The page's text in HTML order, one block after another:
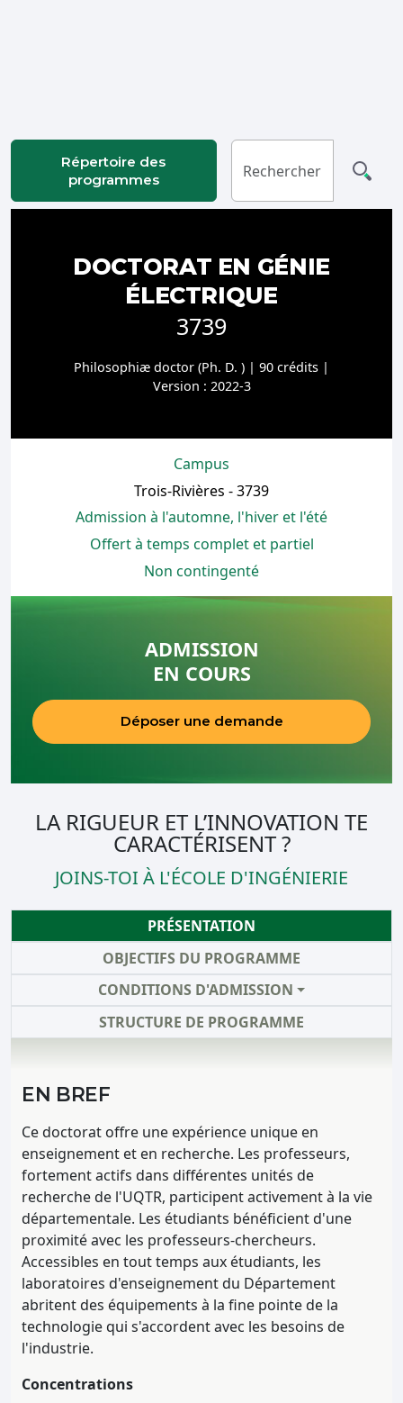
Répertoire des
programmes
DOCTORAT EN GÉNIE
ÉLECTRIQUE
3739
Philosophiæ doctor (Ph. D. ) | 90 crédits |
Version : 2022-3
Campus
Trois-Rivières - 3739
Admission à l'automne, l'hiver et l'été
Offert à temps complet et partiel
Non contingenté
ADMISSION
EN COURS
Déposer une demande
LA RIGUEUR ET L’INNOVATION TE
CARACTÉRISENT ?
JOINS-TOI À L'ÉCOLE D'INGÉNIERIE
PRÉSENTATION
OBJECTIFS DU PROGRAMME
CONDITIONS D'ADMISSION
STRUCTURE DE PROGRAMME
EN BREF
Ce doctorat offre une expérience unique en
enseignement et en recherche. Les professeurs,
fortement actifs dans différentes unités de
recherche de l'UQTR, participent activement à la vie
départementale. Les étudiants bénéficient d'une
proximité avec les professeurs-chercheurs.
Accessibles en tout temps aux étudiants, les
laboratoires d'enseignement du Département
abritent des équipements à la fine pointe de la
technologie qui s'accordent avec les besoins de
l'industrie.
Concentrations